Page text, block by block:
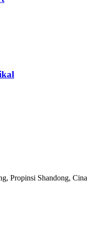
Propinsi Shandong, Cina